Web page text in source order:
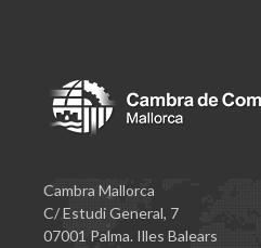
Cambra Mallorca
C/ Estudi General, 7
07001 Palma. Illes Balears